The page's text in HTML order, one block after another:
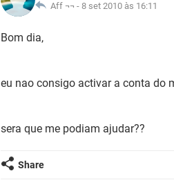
Aff ¬¬ - 8 set 2010 às 16:11
Bom dia,
eu nao consigo activar a conta do
sera que me podiam ajudar??
Share